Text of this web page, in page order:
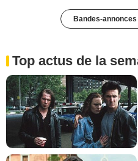
Bandes-
Top actus de la